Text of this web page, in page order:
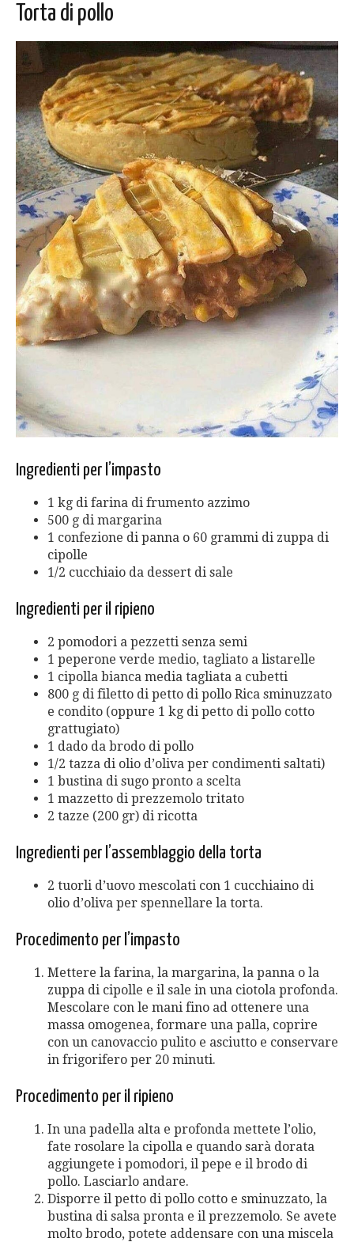
Torta di pollo
Ingredienti per l’impasto
1 kg di farina di frumento azzimo
500 g di margarina
1 confezione di panna o 60 grammi di zuppa di
cipolle
1/2 cucchiaio da dessert di sale
Ingredienti per il ripieno
2 pomodori a pezzetti senza semi
1 peperone verde medio, tagliato a listarelle
1 cipolla bianca media tagliata a cubetti
800 g di filetto di petto di pollo Rica sminuzzato
e condito (oppure 1 kg di petto di pollo cotto
grattugiato)
1 dado da brodo di pollo
1/2 tazza di olio d’oliva per condimenti saltati)
1 bustina di sugo pronto a scelta
1 mazzetto di prezzemolo tritato
2 tazze (200 gr) di ricotta
Ingredienti per l’assemblaggio della torta
2 tuorli d’uovo mescolati con 1 cucchiaino di
olio d’oliva per spennellare la torta.
Procedimento per l’impasto
Mettere la farina, la margarina, la panna o la
zuppa di cipolle e il sale in una ciotola profonda.
Mescolare con le mani fino ad ottenere una
massa omogenea, formare una palla, coprire
con un canovaccio pulito e asciutto e conservare
in frigorifero per 20 minuti.
Procedimento per il ripieno
In una padella alta e profonda mettete l’olio,
fate rosolare la cipolla e quando sarà dorata
aggiungete i pomodori, il pepe e il brodo di
pollo. Lasciarlo andare.
Disporre il petto di pollo cotto e sminuzzato, la
bustina di salsa pronta e il prezzemolo. Se avete
molto brodo, potete addensare con una miscela